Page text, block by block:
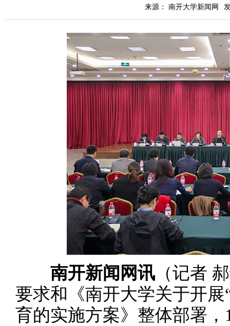
来源： 南开大学新闻网
南开新闻网讯 （记者
要求和《南开大学关于开
育的实施方案》整体部署